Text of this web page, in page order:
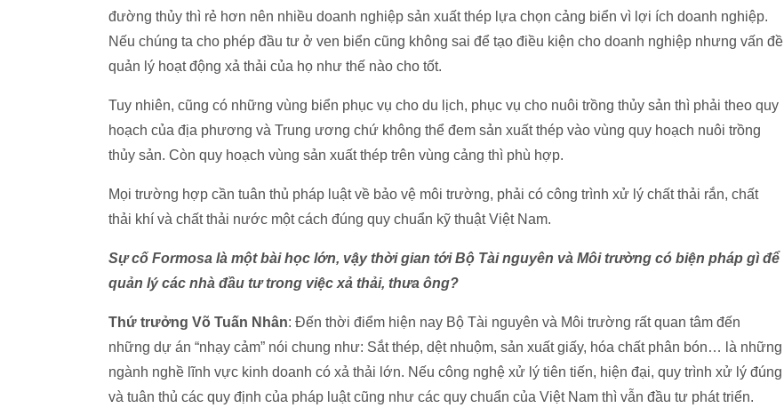
đường thủy thì rẻ hơn nên nhiều doanh nghiệp sản xuất thép lựa chọn cảng biển vì lợi ích doanh nghiệp.
Nếu chúng ta cho phép đầu tư ở ven biển cũng không sai để tạo điều kiện cho doanh nghiệp nhưng vấn đề
quản lý hoạt động xả thải của họ như thế nào cho tốt.
Tuy nhiên, cũng có những vùng biển phục vụ cho du lịch, phục vụ cho nuôi trồng thủy sản thì phải theo quy
hoạch của địa phương và Trung ương chứ không thể đem sản xuất thép vào vùng quy hoạch nuôi trồng
thủy sản. Còn quy hoạch vùng sản xuất thép trên vùng cảng thì phù hợp.
Mọi trường hợp cần tuân thủ pháp luật về bảo vệ môi trường, phải có công trình xử lý chất thải rắn, chất
thải khí và chất thải nước một cách đúng quy chuẩn kỹ thuật Việt Nam.
Sự cố Formosa là một bài học lớn, vậy thời gian tới Bộ Tài nguyên và Môi trường có biện pháp gì để
quản lý các nhà đầu tư trong việc xả thải, thưa ông?
Thứ trưởng Võ Tuấn Nhân: Đến thời điểm hiện nay Bộ Tài nguyên và Môi trường rất quan tâm đến
những dự án “nhạy cảm” nói chung như: Sắt thép, dệt nhuộm, sản xuất giấy, hóa chất phân bón… là những
ngành nghề lĩnh vực kinh doanh có xả thải lớn. Nếu công nghệ xử lý tiên tiến, hiện đại, quy trình xử lý đúng
và tuân thủ các quy định của pháp luật cũng như các quy chuẩn của Việt Nam thì vẫn đầu tư phát triển.